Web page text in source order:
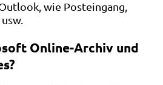
wie Posteingang,
Online-Archiv und